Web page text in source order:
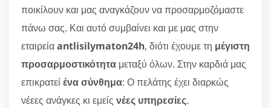
ποικίλουν και μας αναγκάζουν να προσαρμοζόμαστε
πάνω σας. Και αυτό συμβαίνει και με μας στην
εταιρείαantlisilymaton24h, διότι έχουμε τη μέγιστη
προσαρμοστικότητα μεταξύ όλων. Στην καρδιά μας
επικρατείένα σύνθημα: Ο πελάτης έχει διαρκώς
νέεες ανάγκες κι εμείς νέες υπηρεσίες.